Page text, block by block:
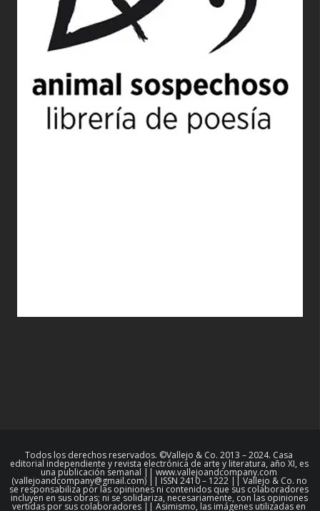
Todos los derechos reservados. ©Vallejo & Co. 2013 – 2024. Casa
editorial independiente y revista electrónica de arte y literatura, año XI, es
una publicación semanal || www.vallejoandcompany.com
(vallejoandcompany@gmail.com) || ISSN 2410 – 1222 || Vallejo & Co. no
se responsabiliza por las opiniones ni contenidos que sus colaboradores
incluyen en sus obras; ni se solidariza, necesariamente, con las opiniones
vertidas por sus colaboradores || Asimismo, las imágenes utilizadas en